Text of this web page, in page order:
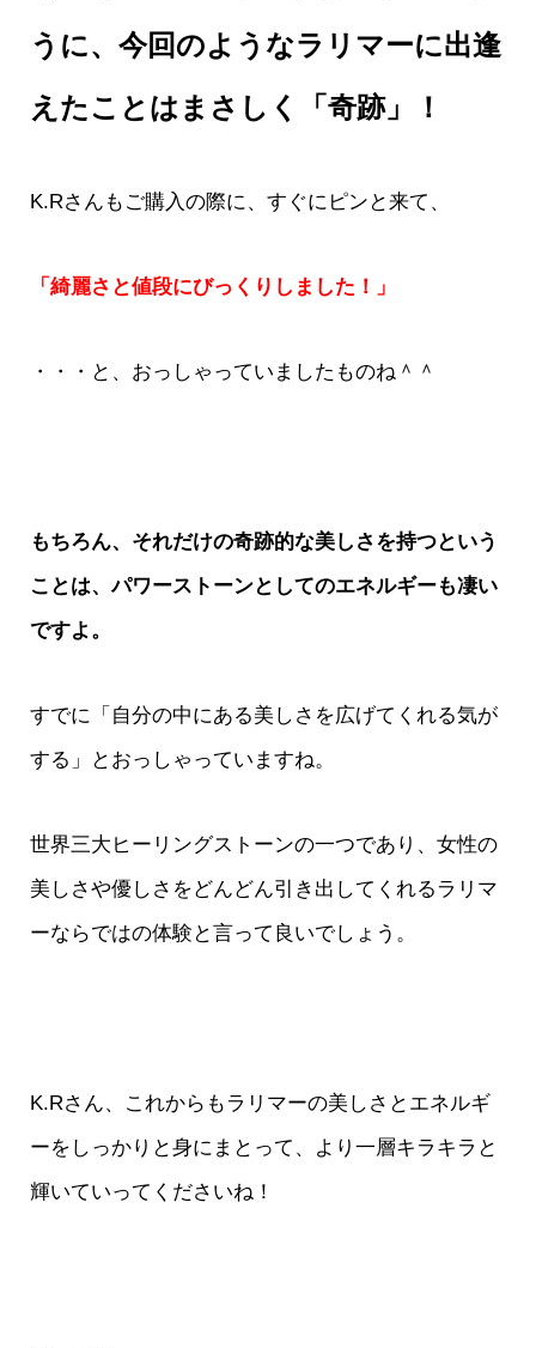
うに、今回のようなラリマーに出逢
えたことはまさしく「奇跡」！
K.Rさんもご購入の際に、すぐにピンと来て、
「綺麗さと値段にびっくりしました！」
・・・と、おっしゃっていましたものね＾＾
もちろん、それだけの奇跡的な美しさを持つという
ことは、パワーストーンとしてのエネルギーも凄い
ですよ。
すでに「自分の中にある美しさを広げてくれる気が
する」とおっしゃっていますね。
世界三大ヒーリングストーンの一つであり、女性の
美しさや優しさをどんどん引き出してくれるラリマ
ーならではの体験と言って良いでしょう。
K.Rさん、これからもラリマーの美しさとエネルギ
ーをしっかりと身にまとって、より一層キラキラと
輝いていってくださいね！